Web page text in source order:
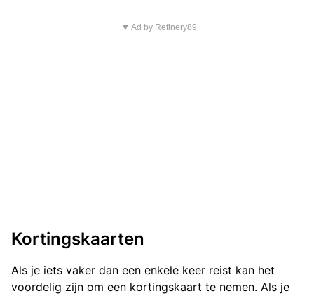
▼ Ad by Refinery89
Kortingskaarten
Als je iets vaker dan een enkele keer reist kan het
voordelig zijn om een kortingskaart te nemen. Als je